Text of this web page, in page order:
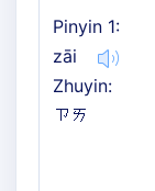
Pinyin 1:
zāi
Zhuyin:
ㄗㄞ